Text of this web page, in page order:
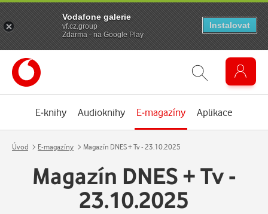
E-knihy Audioknihy E-magazíny Aplikace
Úvod E-magazíny Magazín DNES + Tv - 23.10.2025
Magazín DNES + Tv -
23.10.2025
Vodafone galerie
vf.cz.group
Zdarma - na Google Play
Instalovat